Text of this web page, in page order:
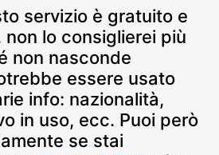
servizio è gratuito e
lo consiglierei più
non nasconde
essere usato
info: nazionalità,
in uso, ecc. Puoi però
se stai